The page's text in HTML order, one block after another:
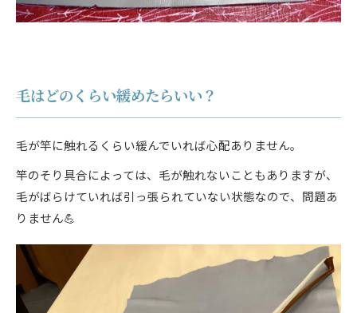
毛はどのくらい緩めたらいい？
毛が竿に触れるくらい緩んでいれば心配ありません。
竿のそり具合によっては、毛が触れないこともありますが、
毛がばらけていれば引っ張られていない状態なので、問題あ
りません💪